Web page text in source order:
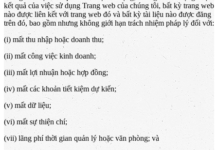
kết quả của việc sử dụng Trang web của chúng tôi, bất kỳ trang web
nào được liên kết với trang web đó và bất kỳ tài liệu nào được đăng
trên đó, bao gồm nhưng không giới hạn trách nhiệm pháp lý đối với:
(i) mất thu nhập hoặc doanh thu;
(ii) mất công việc kinh doanh;
(iii) mất lợi nhuận hoặc hợp đồng;
(iv) mất các khoản tiết kiệm dự kiến;
(v) mất dữ liệu;
(vi) mất sự thiện chí;
(vii) lãng phí thời gian quản lý hoặc văn phòng; và